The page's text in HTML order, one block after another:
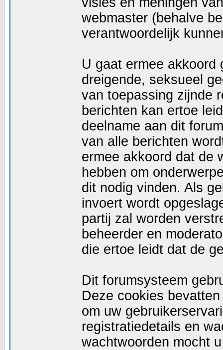
webmaster (behalve
verantwoordelijk
U gaat ermee akkoord
dreigende, seksueel
van toepassing zijnde
berichten kan ertoe
deelname aan dit
van alle berichten
ermee akkoord dat de
hebben om
dit nodig vinden. Als
invoert wordt
partij zal worden
beheerder en
die ertoe leidt dat de
Dit forumsysteem
Deze cookies
om uw
registratiedetails en
wachtwoorden mocht